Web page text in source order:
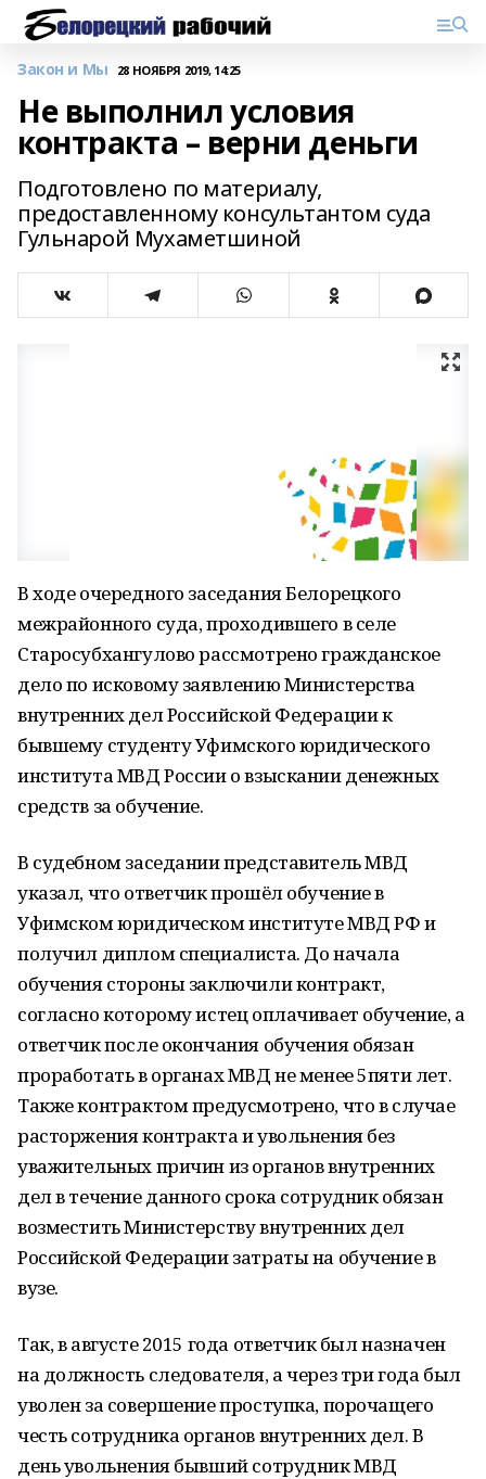
Закон и Мы 28 НОЯБРЯ 2019, 14:25
Не выполнил условия
контракта – верни деньги
Подготовлено по материалу,
предоставленному консультантом суда
Гульнарой Мухаметшиной
В ходе очередного заседания Белорецкого
межрайонного суда, проходившего в селе
Старосубхангулово рассмотрено гражданское
дело по исковому заявлению Министерства
внутренних дел Российской Федерации к
бывшему студенту Уфимского юридического
института МВД России о взыскании денежных
средств за обучение.
В судебном заседании представитель МВД
указал, что ответчик прошёл обучение в
Уфимском юридическом институте МВД РФ и
получил диплом специалиста. До начала
обучения стороны заключили контракт,
согласно которому истец оплачивает обучение, а
ответчик после окончания обучения обязан
проработать в органах МВД не менее 5пяти лет.
Также контрактом предусмотрено, что в случае
расторжения контракта и увольнения без
уважительных причин из органов внутренних
дел в течение данного срока сотрудник обязан
возместить Министерству внутренних дел
Российской Федерации затраты на обучение в
вузе.
Так, в августе 2015 года ответчик был назначен
на должность следователя, а через три года был
уволен за совершение проступка, порочащего
честь сотрудника органов внутренних дел. В
день увольнения бывший сотрудник МВД